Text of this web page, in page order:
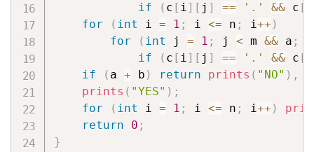
if
( c [ i] [ j ] == '.' && c [
for
( int i = 1 ; i <= n ; i++ )
for
( int j = 1 ; j < m && a ;
if
( c [ i] [ j ] == '.' && c [
if
( a + b ) return prints ( "NO" ) ,
prints ( "YES" ) ;
for
( int i = 1 ; i <= n ; i++ )
return
0 ;
}